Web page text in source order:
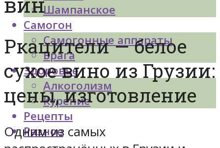
Шампанское
Самогон
Самогонные аппараты
Брага
Здоровье
Алкоголизм
Курение
Рецепты
Разное
Ркацители — белое
сухое вино из Грузии:
цены, изготовление
Одним из самых